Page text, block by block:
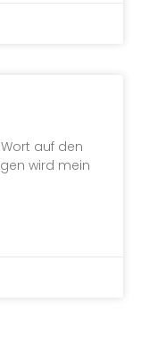
auf den
wird mein